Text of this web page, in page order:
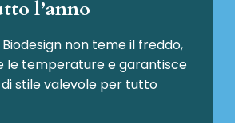
l’anno
non teme il freddo,
le temperature e garantisce
stile valevole per tutto